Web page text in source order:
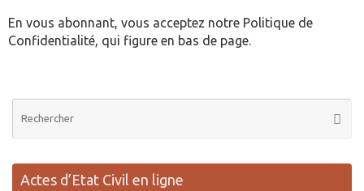
En vous abonnant, vous acceptez notre Politique de
Confidentialité, qui figure en bas de page.
Actes d’Etat Civil en ligne